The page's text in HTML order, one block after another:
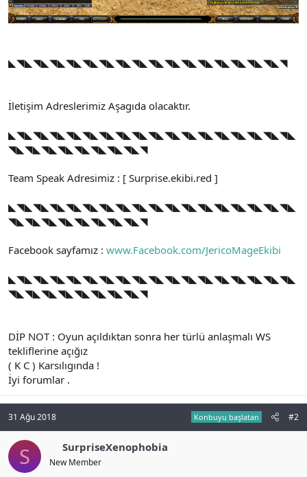
◣◥◣◥◣◥◣◥◣◥◣◥◣◥◣◥◣◥◣◥◣◥◣◥◣◥◣◥◣◥◣◥◣◥
İletişim Adreslerimiz Aşagıda olacaktır.
◣◥◣◥◣◥◣◥◣◥◣◥◣◥◣◥◣◥◣◥◣◥◣◥◣◥◣◥◣◥◣◥◣◥◣
◥◣◥◣◥◣◥◣◥◣◥◣◥◣◥◣◥
Team Speak Adresimiz : [ Surprise.ekibi.red ]
◣◥◣◥◣◥◣◥◣◥◣◥◣◥◣◥◣◥◣◥◣◥◣◥◣◥◣◥◣◥◣◥◣◥◣
◥◣◥◣◥◣◥◣◥◣◥◣◥◣◥◣◥
Facebook sayfamız : www.Facebook.com/JericoMageEkibi
◣◥◣◥◣◥◣◥◣◥◣◥◣◥◣◥◣◥◣◥◣◥◣◥◣◥◣◥◣◥◣◥◣◥◣
◥◣◥◣◥◣◥◣◥◣◥◣◥◣◥◣◥
DİP NOT : Oyun açıldıktan sonra her türlü anlaşmalı WS
tekliflerine açığız
( K C ) Karsılıgında !
İyi forumlar .
31 Ağu 2018 Konbuyu başlatan #2
S SurpriseXenophobia
New Member